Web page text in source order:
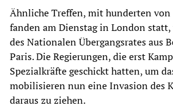
Ähnliche Treffen, mit hunderten von
fanden am Dienstag in London statt,
des Nationalen Übergangsrates aus
Paris. Die Regierungen, die erst
Spezialkräfte geschickt hatten, um
mobilisieren nun eine Invasion des
daraus zu ziehen.